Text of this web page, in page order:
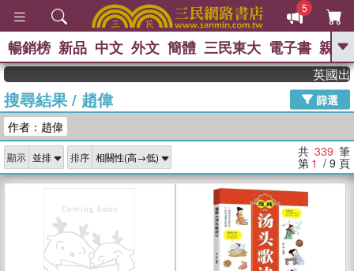
5
GO
The Odyssey 、
父親節 、 如果歷史是一群喵 、 暑期
念華 、 台灣的李登輝時代 、 數學女
孩：黎曼猜想
偉大的迷走神經
暢銷榜 新品 中文 外文 簡體 三民東大 電子書 親子
英國出版界
搜尋結果/ 趙偉
篩選
作者：趙偉
顯示 排序 共 339 筆
第 1 / 9 頁